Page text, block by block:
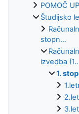
POMOČ
Študijsko
stopn...
izvedba
1.